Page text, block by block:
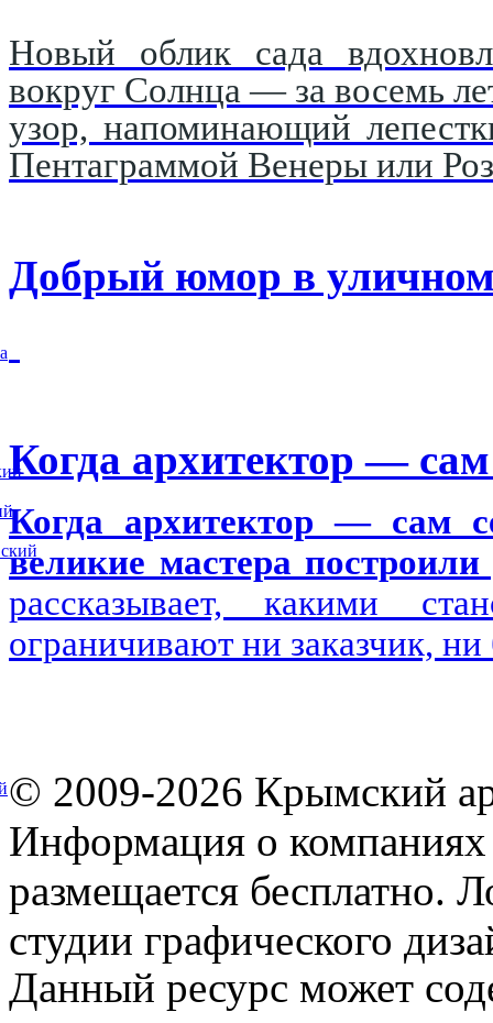
Новый облик сада
вокруг Солнца — за восемь
узор, напоминающий
Пентаграммой Венеры или
Добрый юмор в уличном
Когда архитектор — сам
Когда архитектор — сам
великие мастера построили
рассказывает, какими
ограничивают ни заказчик,
© 2009-2026 Крымский
Информация о компаниях
размещается бесплатно.
студии графического
Данный ресурс может